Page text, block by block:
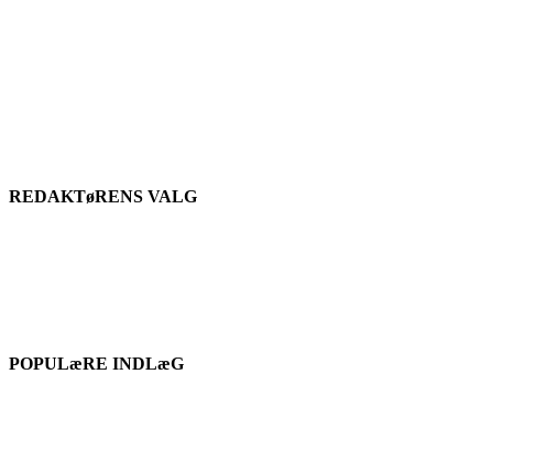
REDAKTøRENS VALG
POPULæRE INDLæG